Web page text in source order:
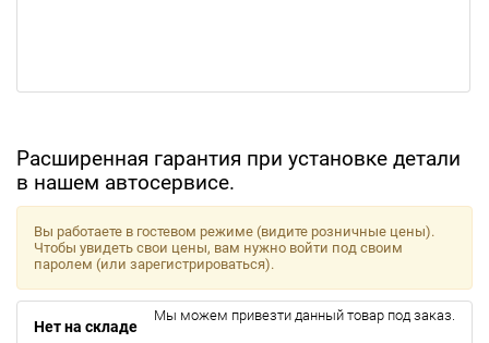
Расширенная гарантия при установке детали
в нашем автосервисе.
Вы работаете в гостевом режиме (видите розничные цены).
Чтобы увидеть свои цены, вам нужно войти под своим
паролем (или зарегистрироваться).
Нет на складе
Мы можем привезти данный товар под заказ.